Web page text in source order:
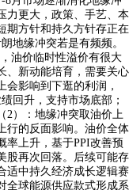
力更大，政策、手艺、本
期方针和持久方针存正在
地缘冲突若是有频频。
油价临时性溢价有很大
、新动能培育，需要关心
影响到下逛的利润，
回升，支持市场底部；
2）：地缘冲突取油价上
行的反面影响。油价全体
率上升，基于PPI改善预
股再次回落。后续可能存
适中持久经济成长逻辑赛
全球能源供应款式形成系